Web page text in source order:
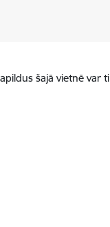
šajā vietnē var